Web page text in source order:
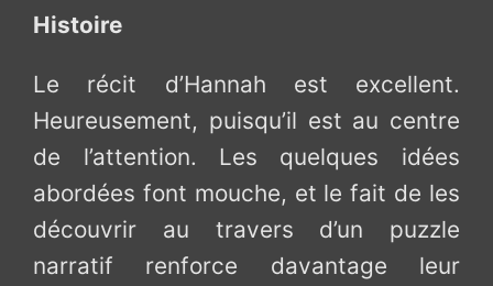
Histoire
Le récit d’Hannah est excellent.
Heureusement, puisqu’il est au centre
de l’attention. Les quelques idées
abordées font mouche, et le fait de les
découvrir au travers d’un puzzle
narratif renforce davantage leur